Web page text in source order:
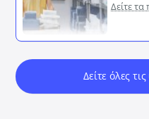
Δείτε
Δείτε όλες